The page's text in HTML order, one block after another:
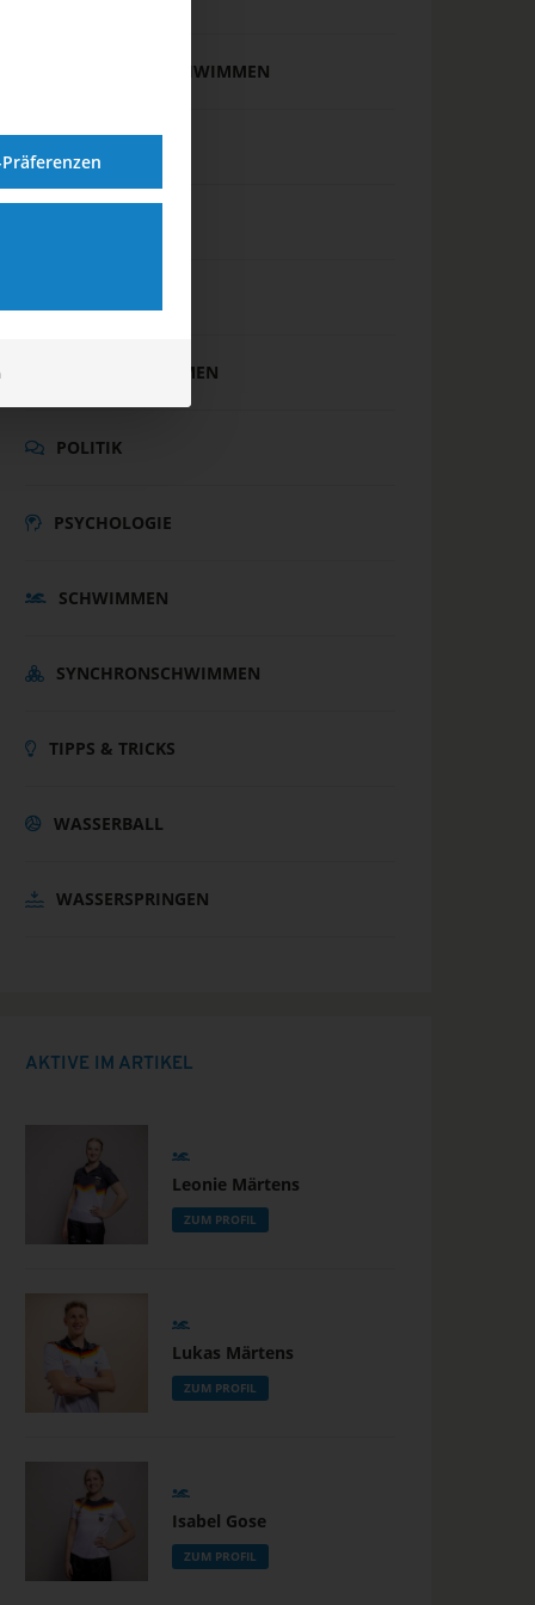
FREIWASSERSCHWIMMEN
PARA SCHWIMMEN
POLITIK
PSYCHOLOGIE
SCHWIMMEN
SYNCHRONSCHWIMMEN
TIPPS & TRICKS
WASSERBALL
WASSERSPRINGEN
AKTIVE IM ARTIKEL
Leonie Märtens
ZUM PROFIL
Lukas Märtens
ZUM PROFIL
Isabel Gose
ZUM PROFIL